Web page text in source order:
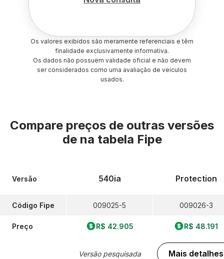
Os valores exibidos são meramente referenciais e têm
finalidade exclusivamente informativa.
Os dados não possuem validade oficial e não devem
ser considerados como uma avaliação de veículos
usados.
Compare preços de outras versões
de na tabela Fipe
Versão
Código Fipe
Preço
540ia
009025-5
R$ 42.905
Versão pesquisada
Protection
009026-3
R$ 48.191
Mais detalhes